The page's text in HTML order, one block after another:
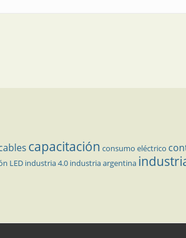
capacitación consumo eléctrico
LED industria 4.0 industria argentina